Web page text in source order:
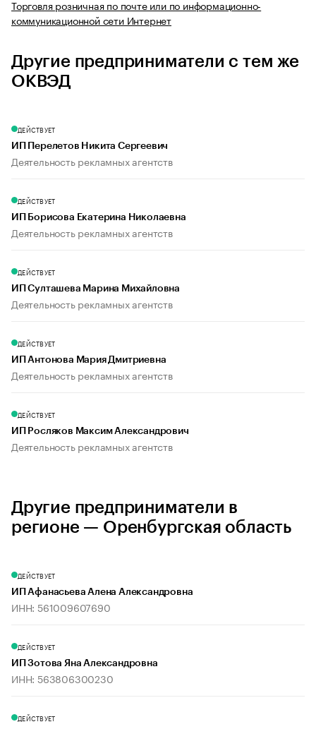
Торговля розничная по почте или по информационно-
коммуникационной сети Интернет
Другие предприниматели с тем же
ОКВЭД
ДЕЙСТВУЕТ
ИП Перелетов Никита Сергеевич
Деятельность рекламных агентств
ДЕЙСТВУЕТ
ИП Борисова Екатерина Николаевна
Деятельность рекламных агентств
ДЕЙСТВУЕТ
ИП Султашева Марина Михайловна
Деятельность рекламных агентств
ДЕЙСТВУЕТ
ИП Антонова Мария Дмитриевна
Деятельность рекламных агентств
ДЕЙСТВУЕТ
ИП Росляков Максим Александрович
Деятельность рекламных агентств
Другие предприниматели в
регионе — Оренбургская область
ДЕЙСТВУЕТ
ИП Афанасьева Алена Александровна
ИНН: 561009607690
ДЕЙСТВУЕТ
ИП Зотова Яна Александровна
ИНН: 563806300230
ДЕЙСТВУЕТ